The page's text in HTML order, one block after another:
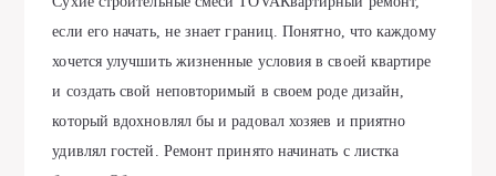
если его начать, не знает границ. Понятно, что каждому
хочется улучшить жизненные условия в своей квартире
и создать свой неповторимый в своем роде дизайн,
который вдохновлял бы и радовал хозяев и приятно
удивлял гостей. Ремонт принято начинать с листка